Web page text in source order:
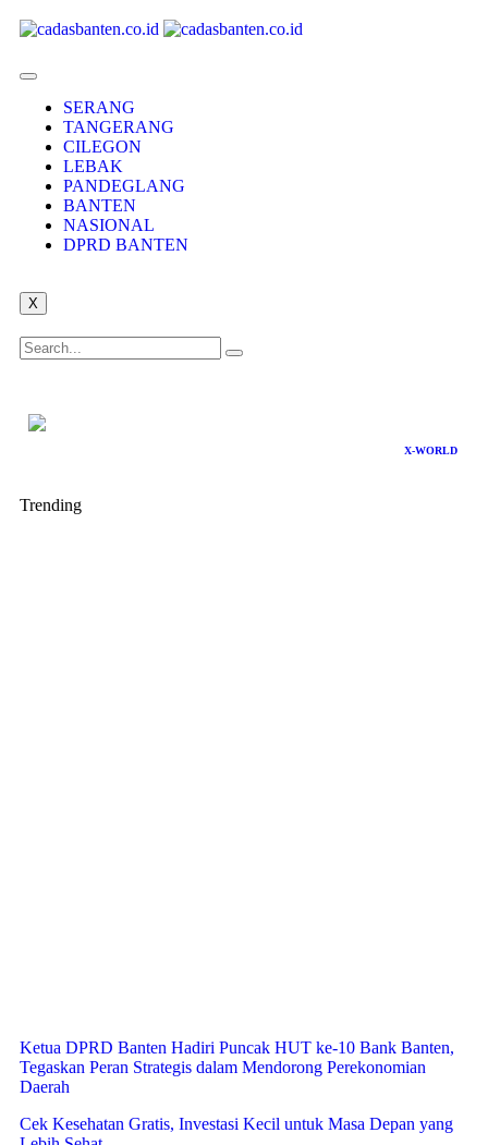
SERANG
TANGERANG
CILEGON
LEBAK
PANDEGLANG
BANTEN
NASIONAL
DPRD BANTEN
X
X-WORLD
Trending
Ketua DPRD Banten Hadiri Puncak HUT ke-10 Bank Banten,
Tegaskan Peran Strategis dalam Mendorong Perekonomian
Daerah
Cek Kesehatan Gratis, Investasi Kecil untuk Masa Depan yang